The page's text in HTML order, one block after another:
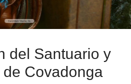
del Santuario y
Covadonga